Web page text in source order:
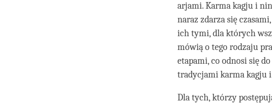
arjami. Karma kagju i
naraz zdarza się
ich tymi, dla których
mówią o tego rodzaju
etapami, co odnosi się
tradycjami karma kagju
Dla tych, którzy